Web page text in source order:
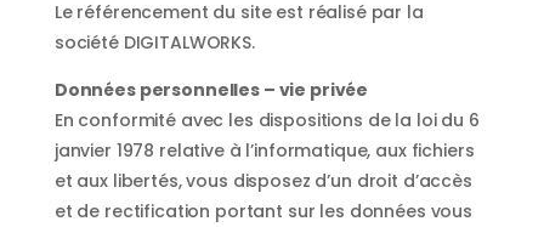
Le référencement du site est réalisé par la
société DIGITALWORKS.
Données personnelles – vie privée
En conformité avec les dispositions de la loi du 6
janvier 1978 relative à l’informatique, aux fichiers
et aux libertés, vous disposez d’un droit d’accès
et de rectification portant sur les données vous